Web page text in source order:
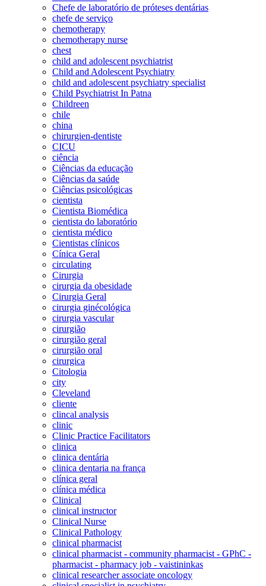
Chefe de laboratório de próteses dentárias
chefe de serviço
chemotherapy
chemotherapy nurse
chest
child and adolescent psychiatrist
Child and Adolescent Psychiatry
child and adolescent psychiatry specialist
Child Psychiatrist In Patna
Childreen
chile
china
chirurgien-dentiste
CICU
ciência
Ciências da educação
Ciências da saúde
Ciências psicológicas
cientista
Cientista Biomédica
cientista do laboratório
cientista médico
Cientistas clínicos
Cínica Geral
circulating
Cirurgia
cirurgia da obesidade
Cirurgia Geral
cirurgia ginécológica
cirurgia vascular
cirurgião
cirurgião geral
cirurgião oral
cirurgica
Citologia
city
Cleveland
cliente
clincal analysis
clinic
Clinic Practice Facilitators
clinica
clinica dentária
clinica dentaria na frança
clínica geral
clínica médica
Clinical
clinical instructor
Clinical Nurse
Clinical Pathology
clinical pharmacist
clinical pharmacist - community pharmacist - GPhC -
pharmacist - pharmacy job - vaistininkas
clinical researcher associate oncology